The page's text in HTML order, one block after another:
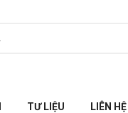
TƯ LIỆU LIÊN HỆ